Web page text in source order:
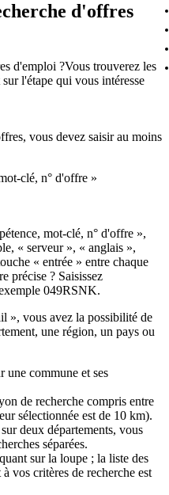
d'offres
d'emploi ?Vous trouverez les
l'étape qui vous intéresse
vous devez saisir au moins
clé, n° d'offre »
mot-clé, n° d'offre »,
« serveur », « anglais »,
« entrée » entre chaque
précise ? Saisissez
049RSNK.
», vous avez la possibilité de
une région, un pays ou
une commune et ses
de recherche compris entre
sélectionnée est de 10 km).
deux départements, vous
séparées.
sur la loupe ; la liste des
vos critères de recherche est